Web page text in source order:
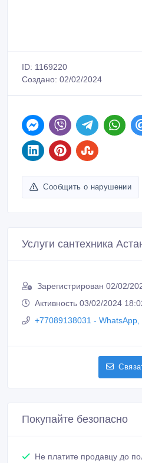
ID: 1169220
Создано: 02/02/2024
Сообщить о нарушении
Услуги сантехника
Зарегистрирован 02/02/
Активность 03/02/2024
+77089138031 - WhatsApp,
Покупайте безопасно
Не платите продавцу до